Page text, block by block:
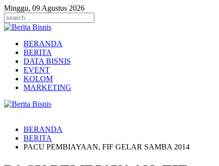
Minggu, 09 Agustus 2026
BERANDA
BERITA
DATA BISNIS
EVENT
KOLOM
MARKETING
BERANDA
BERITA
PACU PEMBIAYAAN, FIF GELAR SAMBA 2014